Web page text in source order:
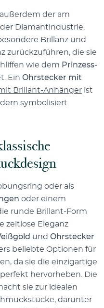
der am
Diamantindustrie.
Brillanz und
zurückzuführen, die sie
wie dem Prinzess-
Ein Ohrstecker mit
Brillant-Anhänger ist
symbolisiert
oder als
oder einem
runde Brillant-Form
zeitlose Eleganz
und Ohrstecker
beliebte Optionen für
da sie die einzigartige
hervorheben. Die
sie zur idealen
darunter